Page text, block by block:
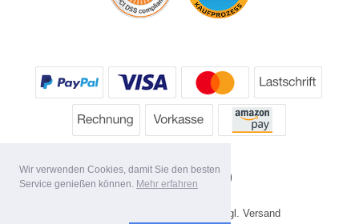
Wir verwenden Cookies, damit Sie den besten
Service genießen können. Mehr erfahren
* Alle Preise inkl. MwSt. evtl. zzgl. Versand